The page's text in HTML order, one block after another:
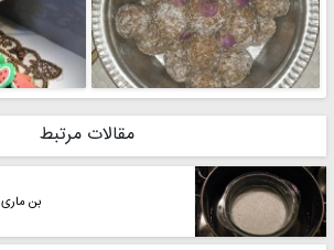
مقالات مرتبط
بن ماری